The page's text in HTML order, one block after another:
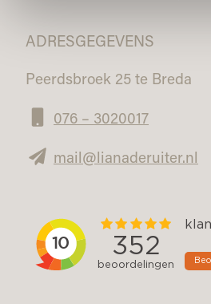
ADRESGEGEVENS
Peerdsbroek 25 te Breda
076 – 3020017
mail@lianaderuiter.nl